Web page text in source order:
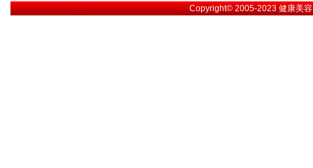
Copyright© 2005-2023健康美